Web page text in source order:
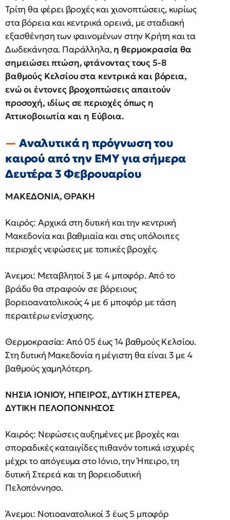
Τρίτη θα φέρει βροχές και χιονοπτώσεις, κυρίως
στα βόρεια και κεντρικά ορεινά, με σταδιακή
εξασθένηση των φαινομένων στην Κρήτη και τα
Δωδεκάνησα. Παράλληλα,η θερμοκρασία θα
σημειώσει πτώση, φτάνοντας τους 5-8
βαθμούς Κελσίου στα κεντρικά και βόρεια,
ενώ οι έντονες βροχοπτώσεις απαιτούν
προσοχή, ιδίως σε περιοχές όπως η
Αττικοβοιωτία και η Εύβοια.
Αναλυτικά η πρόγνωση του
καιρού από την ΕΜΥ για σήμερα
Δευτέρα 3 Φεβρουαρίου
ΜΑΚΕΔΟΝΙΑ, ΘΡΑΚΗ
Καιρός: Αρχικά στη δυτική και την κεντρική
Μακεδονία και βαθμιαία και στις υπόλοιπες
περιοχές νεφώσεις με τοπικές βροχές.
Άνεμοι: Μεταβλητοί 3 με 4 μποφόρ. Από το
βράδυ θα στραφούν σε βόρειους
βορειοανατολικούς 4 με 6 μποφόρ με τάση
περαιτέρω ενίσχυσης.
Θερμοκρασία: Από 05 έως 14 βαθμούς Κελσίου.
Στη δυτική Μακεδονία η μέγιστη θα είναι 3 με 4
βαθμούς χαμηλότερη.
ΝΗΣΙΑ ΙΟΝΙΟΥ, ΗΠΕΙΡΟΣ, ΔΥΤΙΚΗ ΣΤΕΡΕΑ,
ΔΥΤΙΚΗ ΠΕΛΟΠΟΝΝΗΣΟΣ
Καιρός: Νεφώσεις αυξημένες με βροχές και
σποραδικές καταιγίδες πιθανόν τοπικά ισχυρές
μέχρι το απόγευμα στο Ιόνιο, την Ήπειρο, τη
δυτική Στερεά και τη βορειοδυτική
Πελοπόννησο.
Άνεμοι: Νοτιοανατολικοί 3 έως 5 μποφόρ